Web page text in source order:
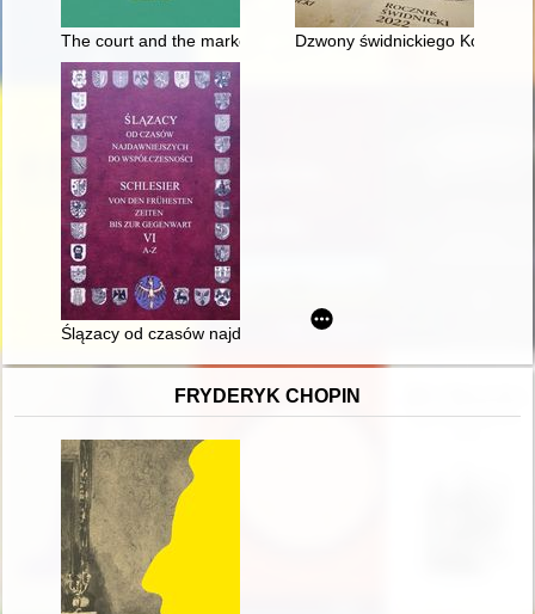
The court and the market - Jewish-Christian spaces in the
Dzwony świdnickiego Kościoła
Ślązacy od czasów najdawniejszych do współczesności. 6,
FRYDERYK CHOPIN